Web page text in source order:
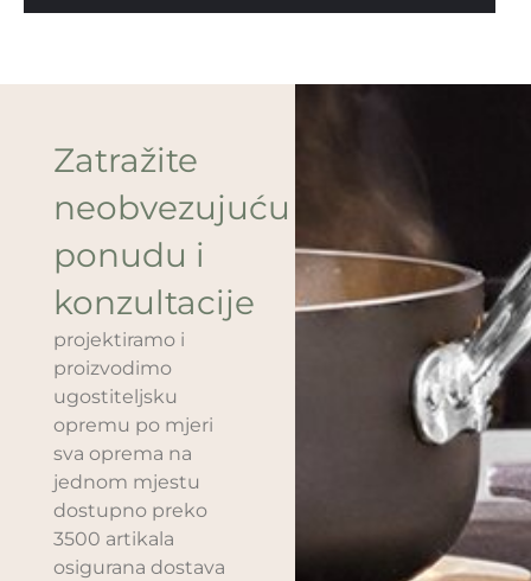
Zatražite
neobvezujuću
ponudu i
konzultacije
projektiramo i
proizvodimo
ugostiteljsku
opremu po mjeri
sva oprema na
jednom mjestu
dostupno preko
3500 artikala
osigurana dostava